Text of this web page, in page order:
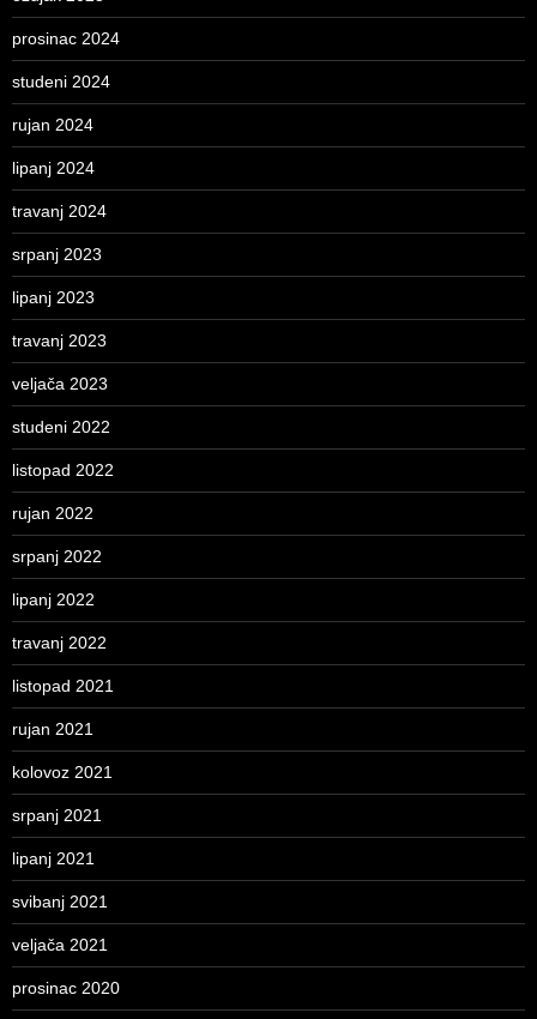
prosinac 2024
studeni 2024
rujan 2024
lipanj 2024
travanj 2024
srpanj 2023
lipanj 2023
travanj 2023
veljača 2023
studeni 2022
listopad 2022
rujan 2022
srpanj 2022
lipanj 2022
travanj 2022
listopad 2021
rujan 2021
kolovoz 2021
srpanj 2021
lipanj 2021
svibanj 2021
veljača 2021
prosinac 2020